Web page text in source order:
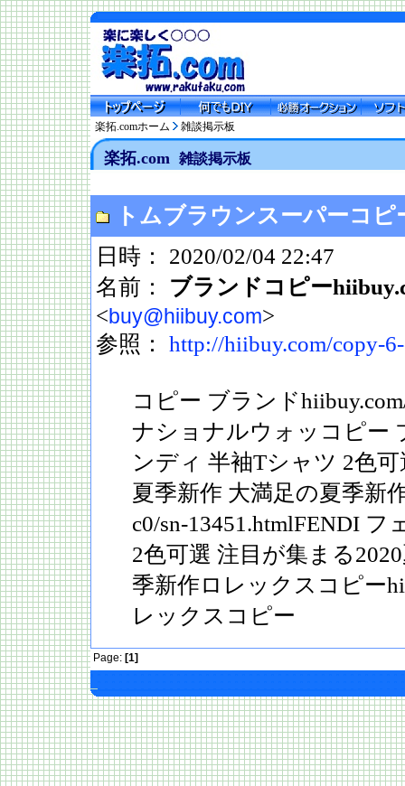
楽拓.comホーム 雑談掲示板
楽拓.com 雑談掲示板
トムブラウンスーパーコピ
日時： 2020/02/04 22:47
名前： ブランドコピー
<buy@hiibuy.com>
参照： http://hiibuy.com/copy-
コピー ブランド
ナショナルウォッコピー
ンディ 半袖Tシャツ 2色
夏季新作 大満足の夏季新
c0/sn-13451.htmlFENDI
2色可選 注目が集まる
季新作ロレックスコピー
レックスコピー
Page: [1]